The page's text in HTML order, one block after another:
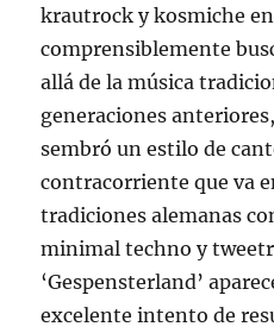
krautrock y kosmiche
comprensiblemente
allá de la música
generaciones
sembró un estilo de
contracorriente que va
tradiciones alemanas
minimal techno y
‘Gespensterland’
excelente intento de